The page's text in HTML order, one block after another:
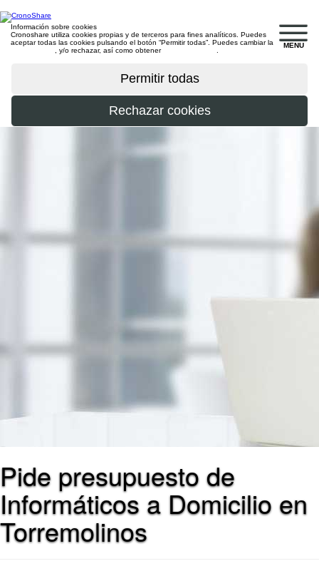
MENU
Información sobre cookies
Cronoshare utiliza cookies propias y de terceros para fines analíticos. Puedes
aceptar todas las cookies pulsando el botón “Permitir todas”. Puedes cambiar la
, y/o rechazar, así como obtener
Pide presupuesto de
Informáticos a Domicilio en
Torremolinos